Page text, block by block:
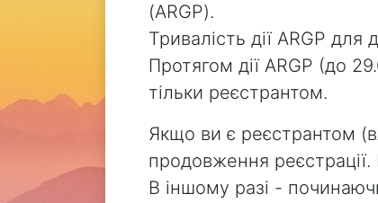
(ARGP).
Тривалість дії ARGP
Протягом дії ARGP (до
тільки реєстрантом.
Якщо ви є реєстрантом
продовження
В іншому разі -